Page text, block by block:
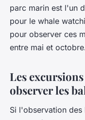
parc marin est l'un
pour le whale
pour observer ces
entre mai et
Les
observer les
Si l'observation